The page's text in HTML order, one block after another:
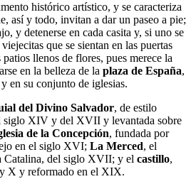
histórico artístico, y se caracteriza
así y todo, invitan a dar un paseo a pie;
y detenerse en cada casita y, si uno se
que se sientan en las puertas
llenos de flores, pues merece la
en la belleza de la plaza de España,
en su conjunto de iglesias.
del Divino Salvador, de estilo
siglo XIV y del XVII y levantada sobre
de la Concepción, fundada por
en el siglo XVI; La Merced, el
Catalina, del siglo XVII; y el castillo,
X y reformado en el XIX.